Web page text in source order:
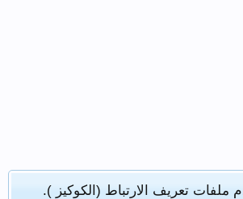
ملفات تعريف الارتباط (الكوكيز ).